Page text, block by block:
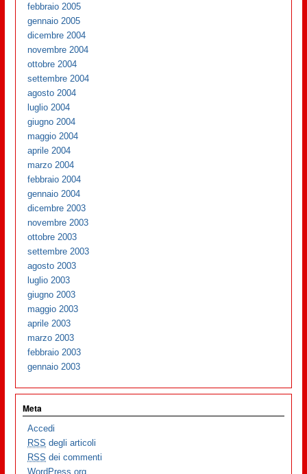
febbraio 2005
gennaio 2005
dicembre 2004
novembre 2004
ottobre 2004
settembre 2004
agosto 2004
luglio 2004
giugno 2004
maggio 2004
aprile 2004
marzo 2004
febbraio 2004
gennaio 2004
dicembre 2003
novembre 2003
ottobre 2003
settembre 2003
agosto 2003
luglio 2003
giugno 2003
maggio 2003
aprile 2003
marzo 2003
febbraio 2003
gennaio 2003
Meta
Accedi
RSS degli articoli
RSS dei commenti
WordPress.org